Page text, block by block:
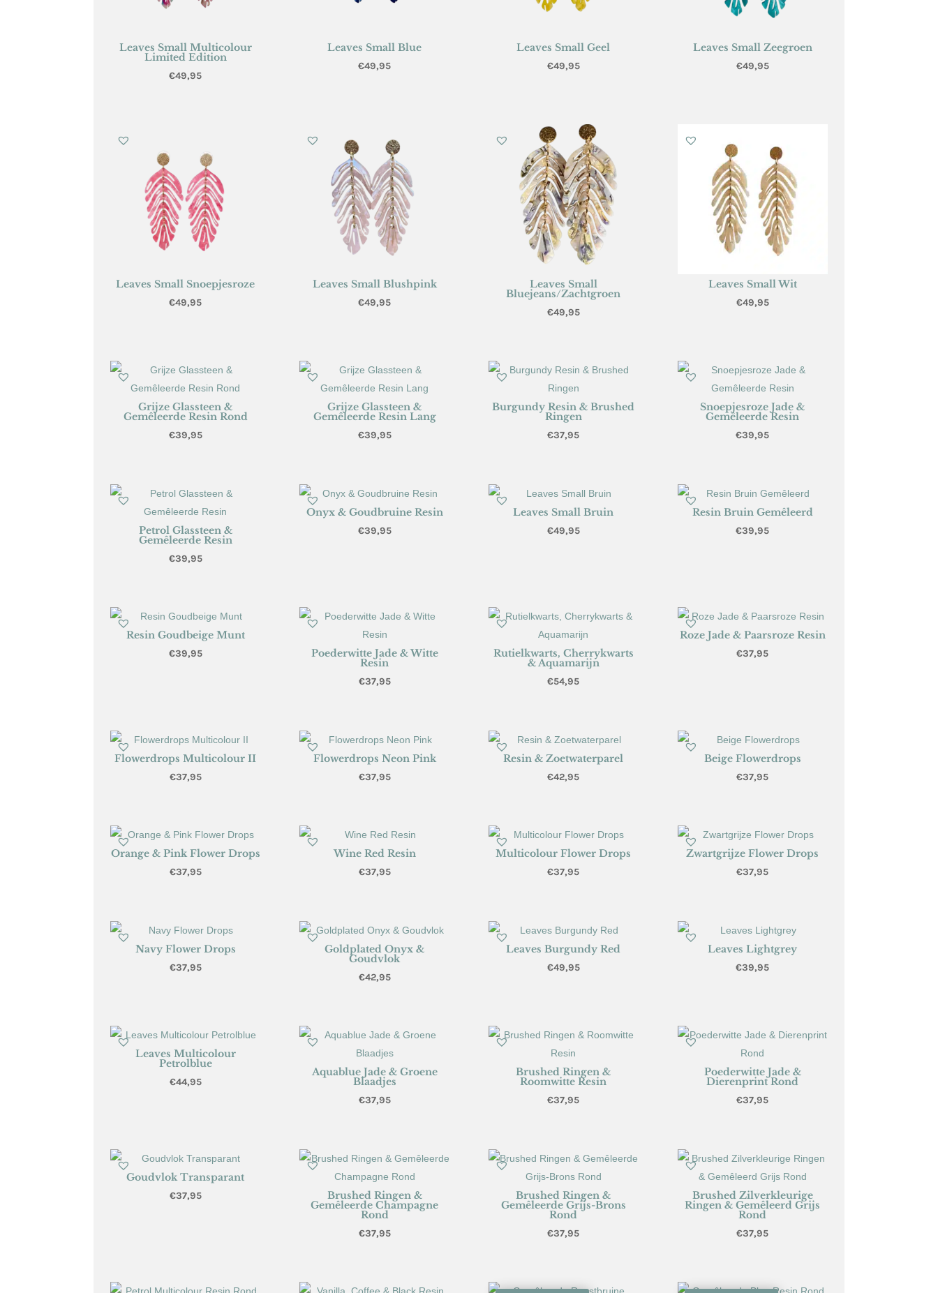
Leaves Small Multicolour
Limited Edition
€49,95
Leaves Small Blue
€49,95
Leaves Small Geel
€49,95
Leaves Small Zeegroen
€49,95
Leaves Small Snoepjesroze
€49,95
Leaves Small Blushpink
€49,95
Leaves Small
Bluejeans/Zachtgroen
€49,95
Leaves Small Wit
€49,95
Grijze Glassteen &
Gemêleerde Resin Rond
€39,95
Grijze Glassteen &
Gemêleerde Resin Lang
€39,95
Burgundy Resin & Brushed
Ringen
€37,95
Snoepjesroze Jade &
Gemêleerde Resin
€39,95
Petrol Glassteen &
Gemêleerde Resin
€39,95
Onyx & Goudbruine Resin
€39,95
Leaves Small Bruin
€49,95
Resin Bruin Gemêleerd
€39,95
Resin Goudbeige Munt
€39,95 Poederwitte Jade & Witte
Resin
€37,95
Rutielkwarts, Cherrykwarts
& Aquamarijn
€54,95
Roze Jade & Paarsroze Resin
€37,95
Flowerdrops Multicolour II
€37,95
Flowerdrops Neon Pink
€37,95
Resin & Zoetwaterparel
€42,95
Beige Flowerdrops
€37,95
Orange & Pink Flower Drops
€37,95
Wine Red Resin
€37,95
Multicolour Flower Drops
€37,95
Zwartgrijze Flower Drops
€37,95
Navy Flower Drops
€37,95
Goldplated Onyx &
Goudvlok
€42,95
Leaves Burgundy Red
€49,95
Leaves Lightgrey
€39,95
Leaves Multicolour
Petrolblue
€44,95
Aquablue Jade & Groene
Blaadjes
€37,95
Brushed Ringen &
Roomwitte Resin
€37,95
Poederwitte Jade &
Dierenprint Rond
€37,95
Goudvlok Transparant
€37,95 Brushed Ringen &
Gemêleerde Champagne
Rond
€37,95
Brushed Ringen &
Gemêleerde Grijs-Brons
Rond
€37,95
Brushed Zilverkleurige
Ringen & Gemêleerd Grijs
Rond
€37,95